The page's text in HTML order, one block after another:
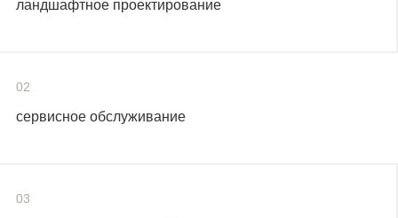
ландшафтное проектирование
02
сервисное обслуживание
03